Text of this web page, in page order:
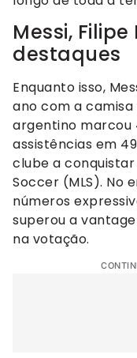
Messi,
destaques
Enquanto isso,
ano com a
argentino marcou
assistências em
clube a
Soccer (MLS). No
números
superou a
na votação.